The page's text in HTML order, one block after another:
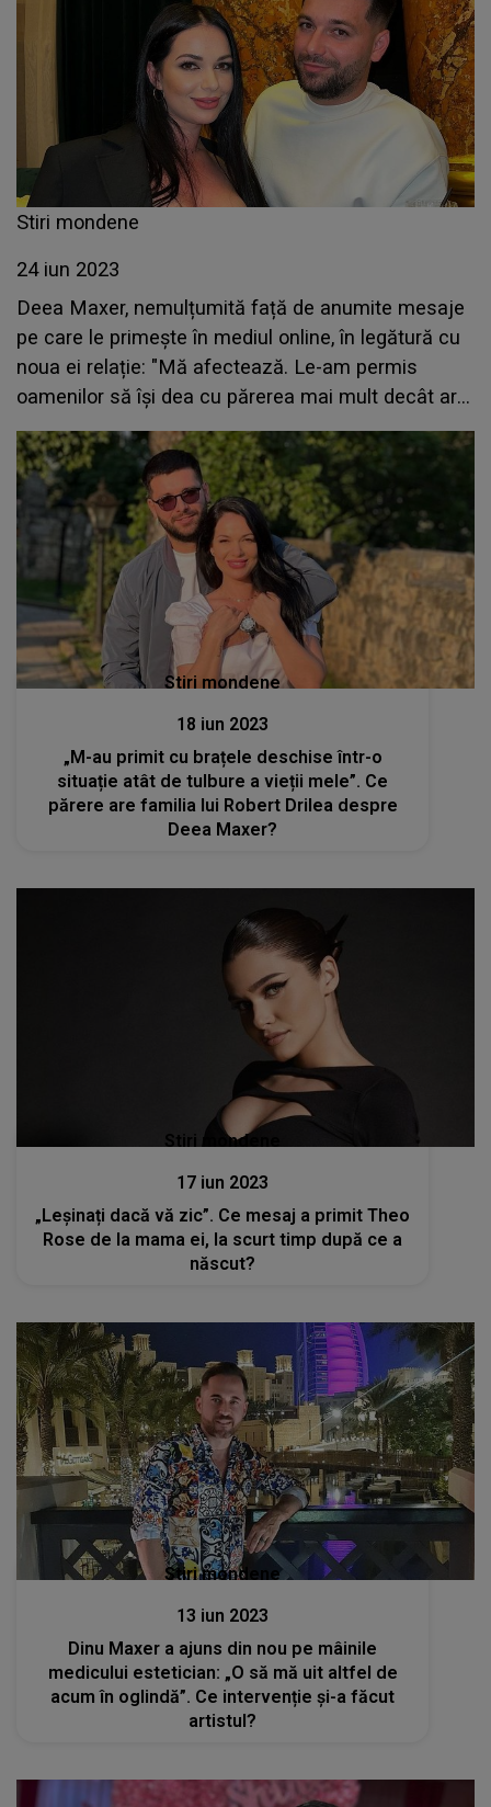
Stiri mondene
24 iun 2023
Deea Maxer, nemulțumită față de anumite mesaje
pe care le primește în mediul online, în legătură cu
noua ei relație: "Mă afectează. Le-am permis
oamenilor să își dea cu părerea mai mult decât ar
trebui"
Stiri mondene
18 iun 2023
„M-au primit cu brațele deschise într-o
situație atât de tulbure a vieții mele”. Ce
părere are familia lui Robert Drilea despre
Deea Maxer?
Stiri mondene
17 iun 2023
„Leșinați dacă vă zic”. Ce mesaj a primit Theo
Rose de la mama ei, la scurt timp după ce a
născut?
Stiri mondene
13 iun 2023
Dinu Maxer a ajuns din nou pe mâinile
medicului estetician: „O să mă uit altfel de
acum în oglindă”. Ce intervenție și-a făcut
artistul?